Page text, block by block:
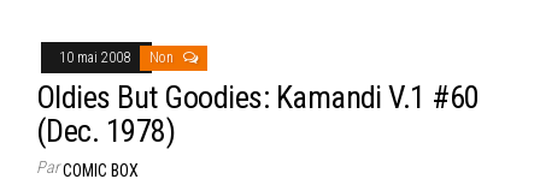
10 mai 2008 Non
Oldies But Goodies: Kamandi V.1 #60
(Dec. 1978)
ParCOMIC BOX